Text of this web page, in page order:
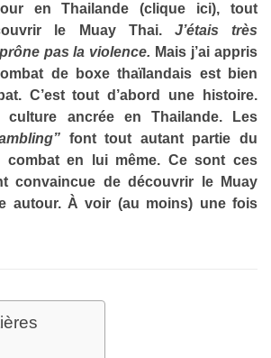
en Thailande (clique ici), tout
le Muay Thai. J’étais très
pas la violence. Mais j’ai appris
de boxe thaïlandais est bien
C’est tout d’abord une histoire.
culture ancrée en Thailande. Les
font tout autant partie du
combat en lui même. Ce sont ces
convaincue de découvrir le Muay
autour. À voir (au moins) une fois